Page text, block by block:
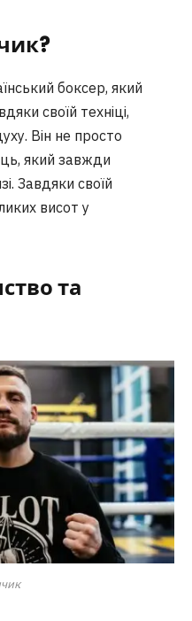
?
боксер, який
своїй техніці,
Він не просто
який завжди
Завдяки своїй
висот у
та